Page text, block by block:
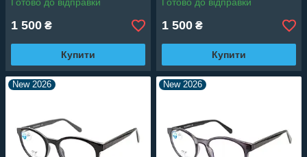
1 500 ₴
Купити
1 500 ₴
Купити
New 2026 New 2026